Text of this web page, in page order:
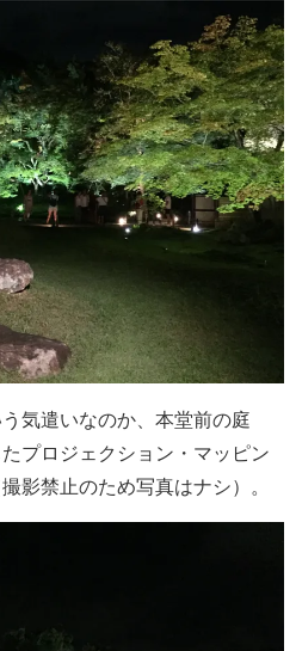
気遣いなのか、本堂前の庭
プロジェクション・マッピン
影禁止のため写真はナシ）。